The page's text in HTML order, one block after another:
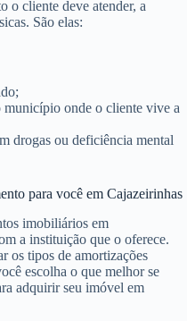
o cliente deve atender, a
São elas:
onde o cliente vive a
drogas ou deficiência mental
para você em Cajazeirinhas
imobiliários em
a instituição que o oferece.
os tipos de amortizações
escolha o que melhor se
adquirir seu imóvel em